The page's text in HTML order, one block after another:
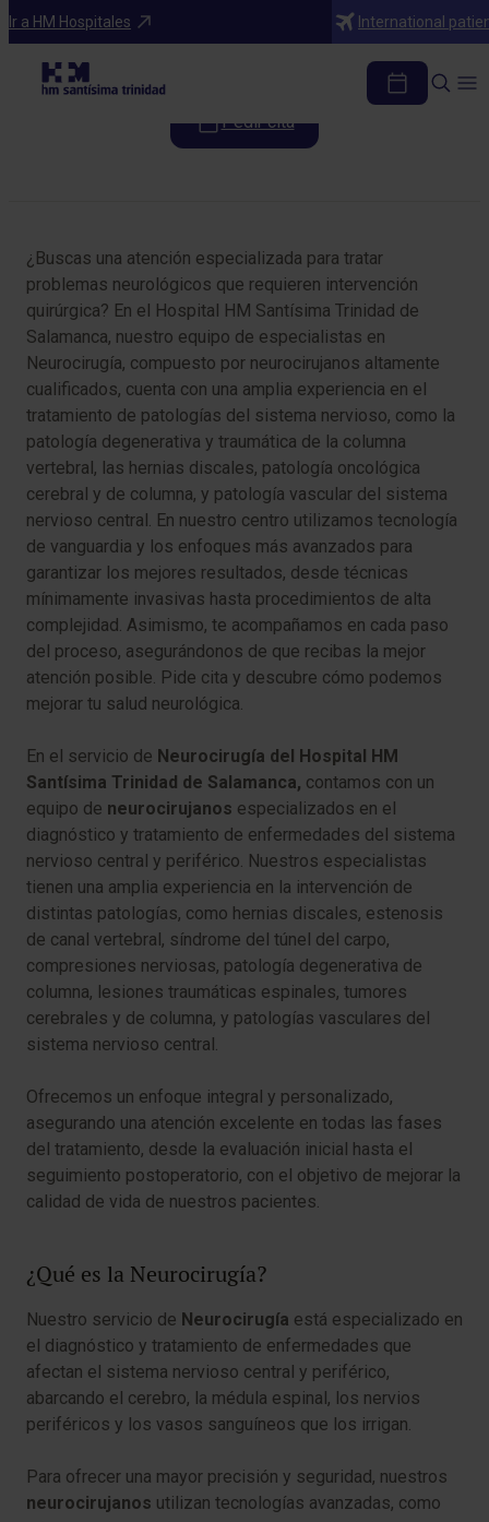
Ir a HM Hospitales International
Especialidades
Neurocirugía
Pedir cita
¿Buscas una atención especializada para tratar
problemas neurológicos que requieren intervención
quirúrgica? En el Hospital HM Santísima Trinidad de
Salamanca, nuestro equipo de especialistas en
Neurocirugía, compuesto por neurocirujanos altamente
cualificados, cuenta con una amplia experiencia en el
tratamiento de patologías del sistema nervioso, como la
patología degenerativa y traumática de la columna
vertebral, las hernias discales, patología oncológica
cerebral y de columna, y patología vascular del sistema
nervioso central. En nuestro centro utilizamos tecnología
de vanguardia y los enfoques más avanzados para
garantizar los mejores resultados, desde técnicas
mínimamente invasivas hasta procedimientos de alta
complejidad. Asimismo, te acompañamos en cada paso
del proceso, asegurándonos de que recibas la mejor
atención posible. Pide cita y descubre cómo podemos
mejorar tu salud neurológica.
En el servicio de Neurocirugía del Hospital HM
Santísima Trinidad de Salamanca, contamos con un
equipo de neurocirujanos especializados en el
diagnóstico y tratamiento de enfermedades del sistema
nervioso central y periférico. Nuestros especialistas
tienen una amplia experiencia en la intervención de
distintas patologías, como hernias discales, estenosis
de canal vertebral, síndrome del túnel del carpo,
compresiones nerviosas, patología degenerativa de
columna, lesiones traumáticas espinales, tumores
cerebrales y de columna, y patologías vasculares del
sistema nervioso central.
Ofrecemos un enfoque integral y personalizado,
asegurando una atención excelente en todas las fases
del tratamiento, desde la evaluación inicial hasta el
seguimiento postoperatorio, con el objetivo de mejorar la
calidad de vida de nuestros pacientes.
¿Qué es la Neurocirugía?
Nuestro servicio de Neurocirugía está especializado en
el diagnóstico y tratamiento de enfermedades que
afectan el sistema nervioso central y periférico,
abarcando el cerebro, la médula espinal, los nervios
periféricos y los vasos sanguíneos que los irrigan.
Para ofrecer una mayor precisión y seguridad, nuestros
neurocirujanos utilizan tecnologías avanzadas, como